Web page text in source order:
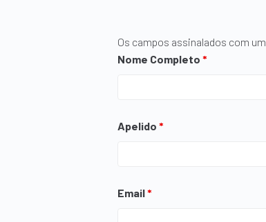
Os campos assinalados com um
Nome Completo *
Apelido *
Email*